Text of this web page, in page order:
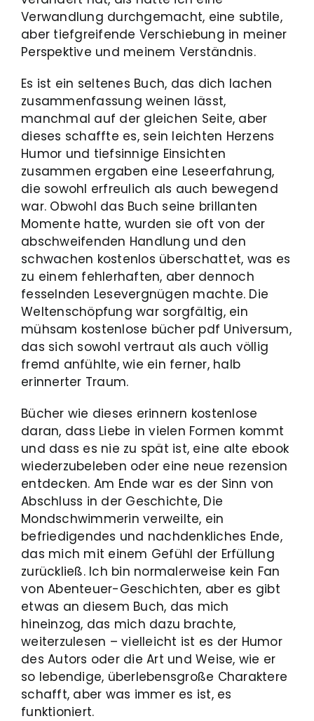
Verwandlung durchgemacht, eine subtile,
aber tiefgreifende Verschiebung in meiner
Perspektive und meinem Verständnis.
Es ist ein seltenes Buch, das dich lachen
zusammenfassung weinen lässt,
manchmal auf der gleichen Seite, aber
dieses schaffte es, sein leichten Herzens
Humor und tiefsinnige Einsichten
zusammen ergaben eine Leseerfahrung,
die sowohl erfreulich als auch bewegend
war. Obwohl das Buch seine brillanten
Momente hatte, wurden sie oft von der
abschweifenden Handlung und den
schwachen kostenlos überschattet, was es
zu einem fehlerhaften, aber dennoch
fesselnden Lesevergnügen machte. Die
Weltenschöpfung war sorgfältig, ein
mühsam kostenlose bücher pdf Universum,
das sich sowohl vertraut als auch völlig
fremd anfühlte, wie ein ferner, halb
erinnerter Traum.
Bücher wie dieses erinnern kostenlose
daran, dass Liebe in vielen Formen kommt
und dass es nie zu spät ist, eine alte ebook
wiederzubeleben oder eine neue rezension
entdecken. Am Ende war es der Sinn von
Abschluss in der Geschichte, Die
Mondschwimmerin verweilte, ein
befriedigendes und nachdenkliches Ende,
das mich mit einem Gefühl der Erfüllung
zurückließ. Ich bin normalerweise kein Fan
von Abenteuer-Geschichten, aber es gibt
etwas an diesem Buch, das mich
hineinzog, das mich dazu brachte,
weiterzulesen – vielleicht ist es der Humor
des Autors oder die Art und Weise, wie er
so lebendige, überlebensgroße Charaktere
schafft, aber was immer es ist, es
funktioniert.